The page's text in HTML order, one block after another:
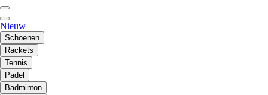
Nieuw
Schoenen
Rackets
Tennis
Padel
Badminton